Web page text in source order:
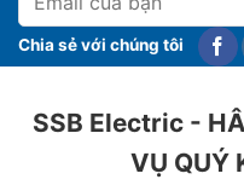
Chia sẻ với chúng tôi
SSB Electric -
VỤ QUÝ